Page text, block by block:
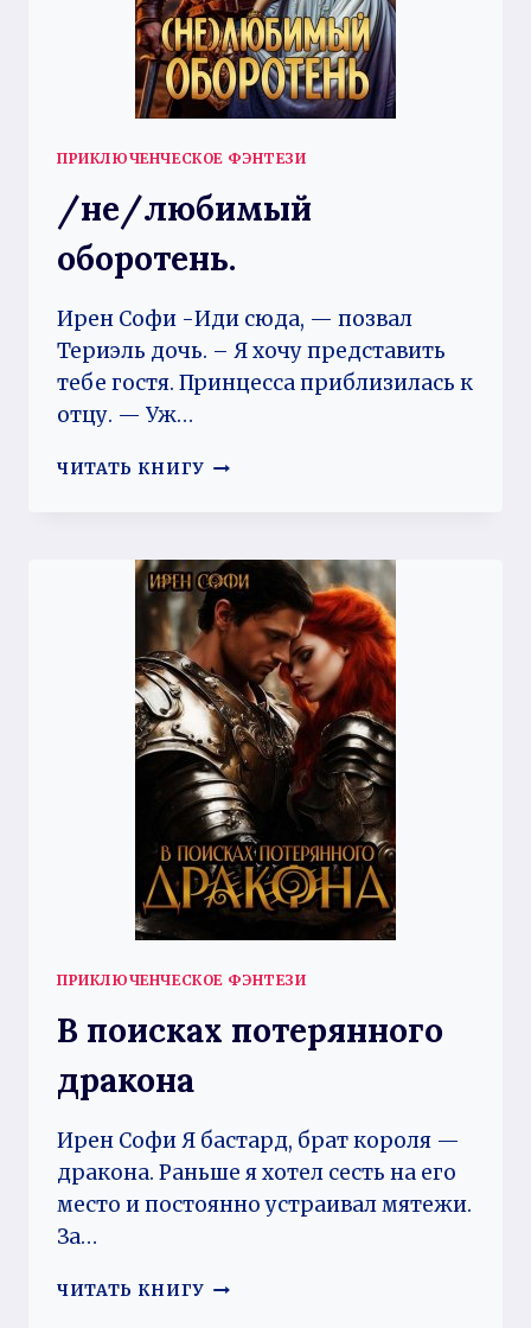
ПРИКЛЮЧЕНЧЕСКОЕ ФЭНТЕЗИ
/не/любимый
оборотень.
Ирен Софи -Иди сюда, — позвал
Териэль дочь. – Я хочу представить
тебе гостя. Принцесса приблизилась к
отцу. — Уж…
ЧИТАТЬ КНИГУ
ПРИКЛЮЧЕНЧЕСКОЕ ФЭНТЕЗИ
В поисках потерянного
дракона
Ирен Софи Я бастард, брат короля —
дракона. Раньше я хотел сесть на его
место и постоянно устраивал мятежи.
За…
ЧИТАТЬ КНИГУ В